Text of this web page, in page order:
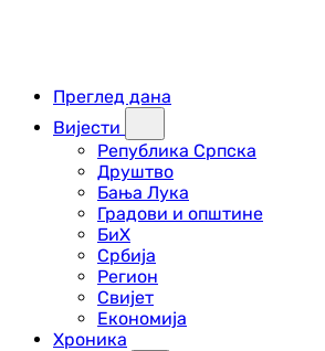
Преглед дана
Вијести
Република Српска
Друштво
Бања Лука
Градови и општине
БиХ
Србија
Регион
Свијет
Економија
Хроника